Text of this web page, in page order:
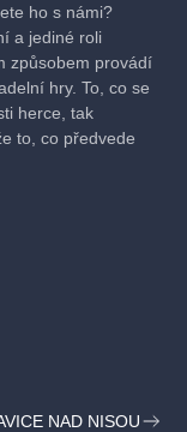
ho s námi?
a jediné roli
způsobem provádí
hry. To, co se
herce, tak
to, co předvede
NAD NISOU